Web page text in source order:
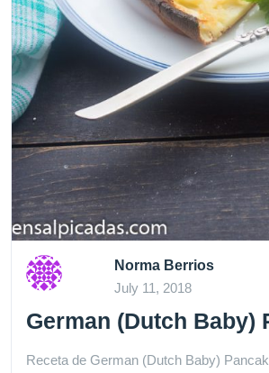
Norma Berrios
July 11, 2018
German (Dutch Baby)
Receta de German (Dutch Baby)